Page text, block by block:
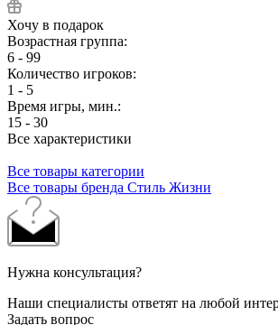
Хочу в подарок
Возрастная группа:
6 - 99
Количество игроков:
1 - 5
Время игры, мин.:
15 - 30
Все характеристики
Все товары категории
Все товары бренда Стиль Жизни
Нужна консультация?
Наши специалисты ответят на любой
Задать вопрос